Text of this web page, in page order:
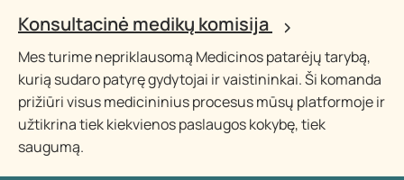
Konsultacinė medikų komisija
Mes turime nepriklausomą Medicinos patarėjų tarybą,
kurią sudaro patyrę gydytojai ir vaistininkai. Ši komanda
prižiūri visus medicininius procesus mūsų platformoje ir
užtikrina tiek kiekvienos paslaugos kokybę, tiek
saugumą.